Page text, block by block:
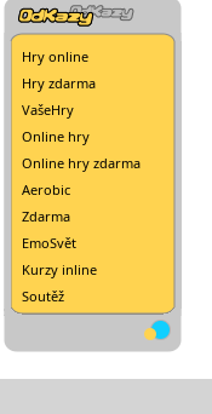
Hry online
Hry zdarma
VašeHry
Online hry
Online hry zdarma
Aerobic
Zdarma
EmoSvět
Kurzy inline
Soutěž